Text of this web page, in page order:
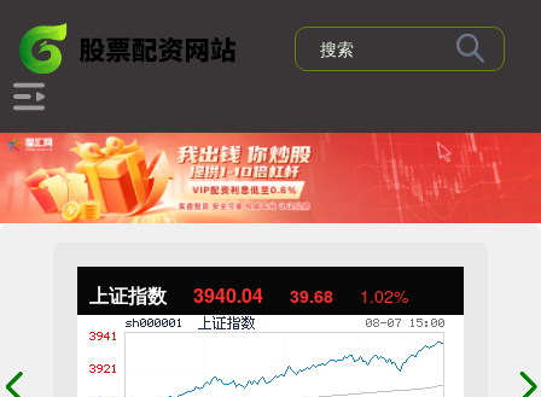
上证指数 3940.04 39.68 1.02%